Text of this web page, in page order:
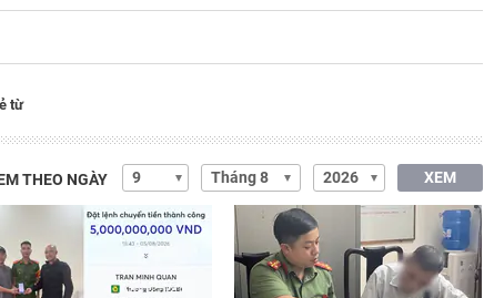
từ
THEO NGÀY XEM